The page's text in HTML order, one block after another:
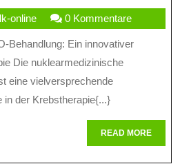
Innovative
Therapie
In
Der
onlineilk-
online
0 Kommentare
Die nuklearmedizinische
eine vielversprechende
in der Krebstherapie{...}
READ MOREREAD
MORE